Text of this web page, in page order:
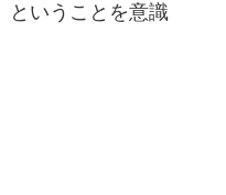
ということを意識